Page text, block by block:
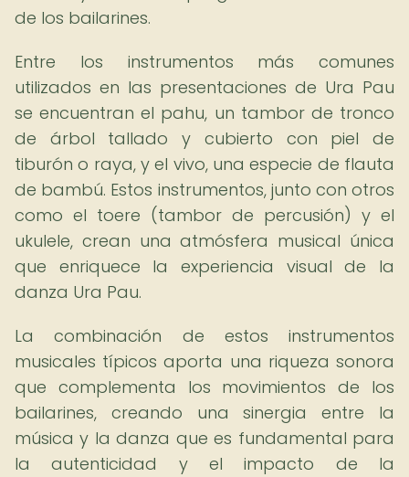
de los bailarines.
Entre los instrumentos más comunes
utilizados en las presentaciones de Ura Pau
se encuentran el pahu, un tambor de tronco
de árbol tallado y cubierto con piel de
tiburón o raya, y el vivo, una especie de flauta
de bambú. Estos instrumentos, junto con otros
como el toere (tambor de percusión) y el
ukulele, crean una atmósfera musical única
que enriquece la experiencia visual de la
danza Ura Pau.
La combinación de estos instrumentos
musicales típicos aporta una riqueza sonora
que complementa los movimientos de los
bailarines, creando una sinergia entre la
música y la danza que es fundamental para
la autenticidad y el impacto de la